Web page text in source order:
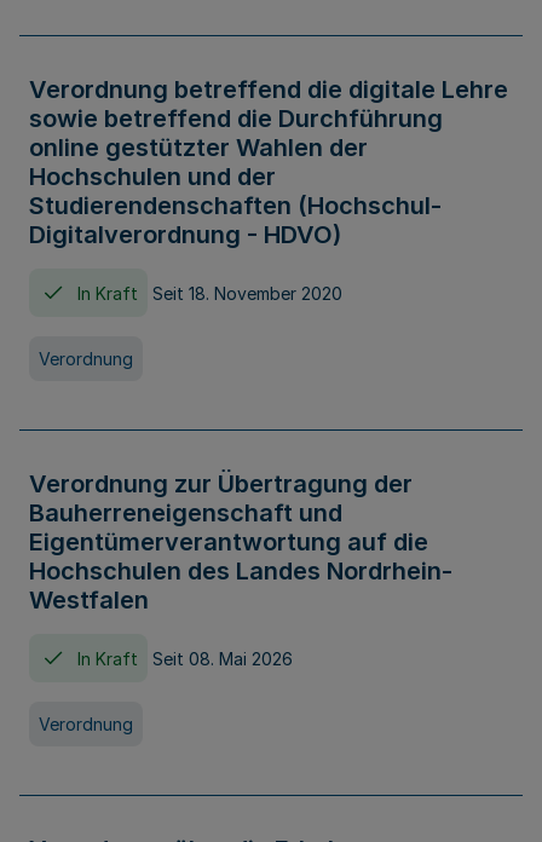
Verordnung betreffend die digitale Lehre
sowie betreffend die Durchführung
online gestützter Wahlen der
Hochschulen und der
Studierendenschaften (Hochschul-
Digitalverordnung - HDVO)
In Kraft Seit 18. November 2020
Verordnung
Verordnung zur Übertragung der
Bauherreneigenschaft und
Eigentümerverantwortung auf die
Hochschulen des Landes Nordrhein-
Westfalen
In Kraft Seit 08. Mai 2026
Verordnung